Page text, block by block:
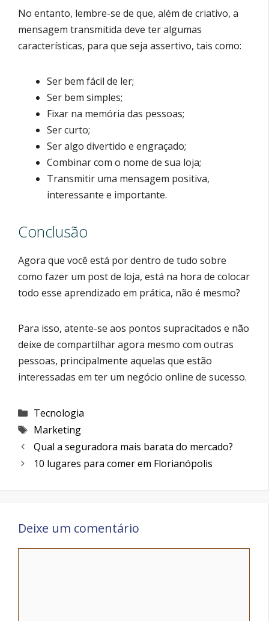
No entanto, lembre-se de que, além de criativo, a
mensagem transmitida deve ter algumas
características, para que seja assertivo, tais como:
Ser bem fácil de ler;
Ser bem simples;
Fixar na memória das pessoas;
Ser curto;
Ser algo divertido e engraçado;
Combinar com o nome de sua loja;
Transmitir uma mensagem positiva,
interessante e importante.
Conclusão
Agora que você está por dentro de tudo sobre
como fazer um post de loja, está na hora de colocar
todo esse aprendizado em prática, não é mesmo?
Para isso, atente-se aos pontos supracitados e não
deixe de compartilhar agora mesmo com outras
pessoas, principalmente aquelas que estão
interessadas em ter um negócio online de sucesso.
Categorias
Tecnologia
Etiquetas
Marketing
Qual a seguradora mais barata do mercado?
10 lugares para comer em Florianópolis
Deixe um comentário